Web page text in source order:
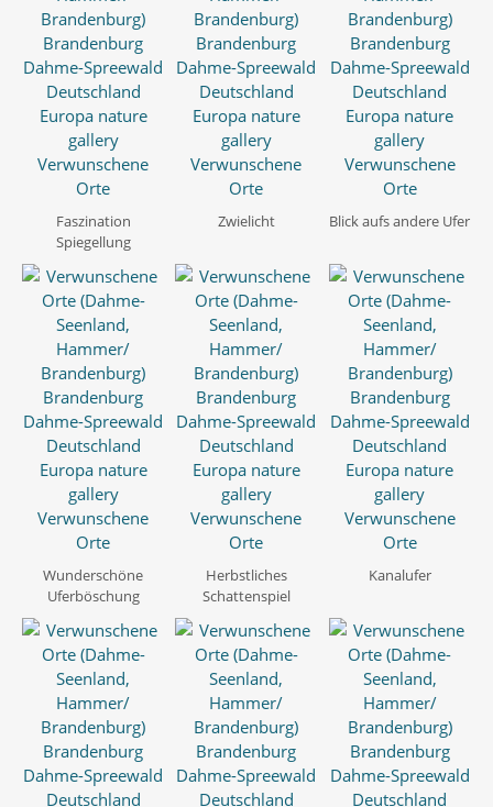
Faszination
Spiegellung
Zwielicht Blick aufs andere Ufer
Wunderschöne
Uferböschung
Herbstliches
Schattenspiel
Kanalufer